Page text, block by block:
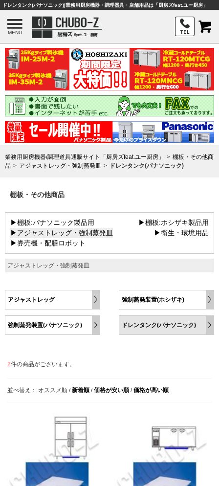
ドレンタンク(パナソニック)|業務用厨房機器・調理器具・店舗用品は「厨房ズfeat.ユー厨房」
MENU
業務用厨房機器/調理道具通販サイト「厨房ズfeat.ユー厨房」
棚板・その他商
品
アジャストレッグ・強制蒸発皿 ドレンタンク(パナソニック)
棚板・その他商品
▶棚板:パナソニック製品用
▶棚板:ホシザキ製品用
▶アジャストレッグ・強制蒸発皿
▶衛生・環境用品
▶券売機・配膳ロボット
アジャストレッグ・強制蒸発皿
アジャストレッグ 強制蒸発装置(ホシザキ)
強制蒸発装置(パナソニック) ドレンタンク(パナソニック)
2件の商品がございます。
並べ替え： オススメ順 /新着順 /価格が安い順 /価格が高い順